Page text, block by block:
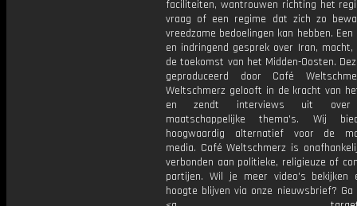
faciliteiten, wantrouwen richting het
vraag of een regime dat zich zo
vreedzame bedoelingen kan hebben. Een
en indringend gesprek over Iran, macht,
de toekomst van het Midden-Oosten.
geproduceerd door Café
Weltschmerz gelooft in de kracht van
en zendt interviews uit over
maatschappelijke thema's. Wij
hoogwaardig alternatief voor de
media. Café Weltschmerz is
verbonden aan politieke, religieuze of
partijen. Wil je meer video's bekijken
hoogte blijven via onze nieuwsbrief? Ga